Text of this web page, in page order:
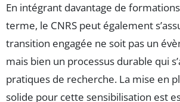
En intégrant davantage de
terme, le CNRS peut également
transition engagée ne soit pas un
mais bien un processus durable qui
pratiques de recherche. La mise en
solide pour cette sensibilisation est